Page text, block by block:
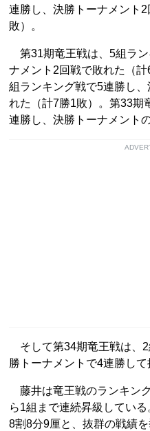
連勝し、決勝トーナメント
敗）。
第31期竜王戦は、5組ラ
ナメント2回戦で敗れた（
組ランキング戦で5連勝し
れた（計7勝1敗）。第33期
連勝し、決勝トーナメント
そして第34期竜王戦は、
勝トーナメントで4連勝して
藤井は竜王戦のランキン
ら1組まで連続昇級してい
8割8分9厘と、抜群の戦績